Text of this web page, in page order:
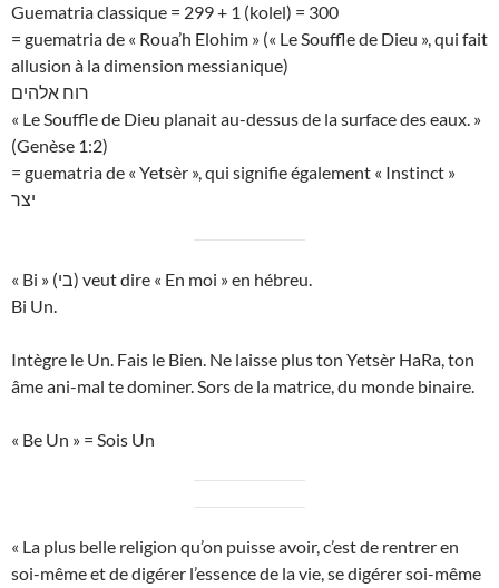
Guematria classique = 299 + 1 (kolel) = 300
= guematria de « Roua’h Elohim » (« Le Souffle de Dieu », qui fait
allusion à la dimension messianique)
רוח אלהים
« Le Souffle de Dieu planait au-dessus de la surface des eaux. »
(Genèse 1:2)
= guematria de « Yetsèr », qui signifie également « Instinct »
יצר
« Bi » (בי) veut dire « En moi » en hébreu.
Bi Un.
Intègre le Un. Fais le Bien. Ne laisse plus ton Yetsèr HaRa, ton
âme ani-mal te dominer. Sors de la matrice, du monde binaire.
« Be Un » = Sois Un
« La plus belle religion qu’on puisse avoir, c’est de rentrer en
soi-même et de digérer l’essence de la vie, se digérer soi-même